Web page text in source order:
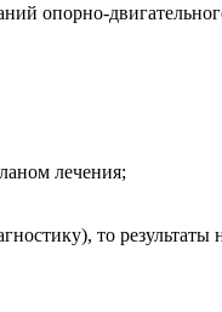
опорно-
лечения;
то результаты